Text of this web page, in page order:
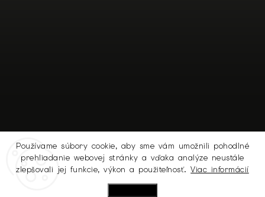
Používame súbory cookie, aby sme vám umožnili pohodlné
prehliadanie webovej stránky a vďaka analýze neustále
zlepšovali jej funkcie, výkon a použiteľnosť.Viac informácií
Sledovať na Instagrame